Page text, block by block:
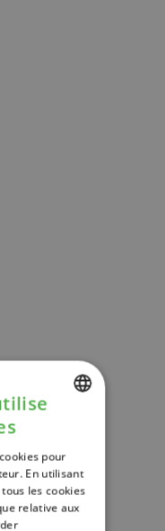
FRENCH
ENGLISH
pour
En utilisant
les cookies
relative aux